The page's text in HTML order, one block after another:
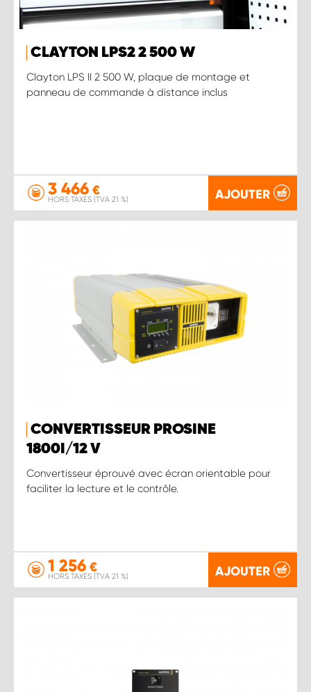
CLAYTON LPS2 2 500 W
Clayton LPS II 2 500 W, plaque de montage et
panneau de commande à distance inclus
3 466 €
HORS TAXES (TVA 21 %) AJOUTER
CONVERTISSEUR PROSINE
1800 I/12 V
Convertisseur éprouvé avec écran orientable pour
faciliter la lecture et le contrôle.
1 256 €
HORS TAXES (TVA 21 %) AJOUTER